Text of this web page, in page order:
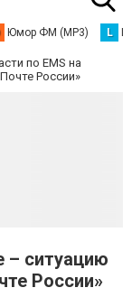
Юмор ФМ (MP3) L
по EMS на
России»
– ситуацию
России»